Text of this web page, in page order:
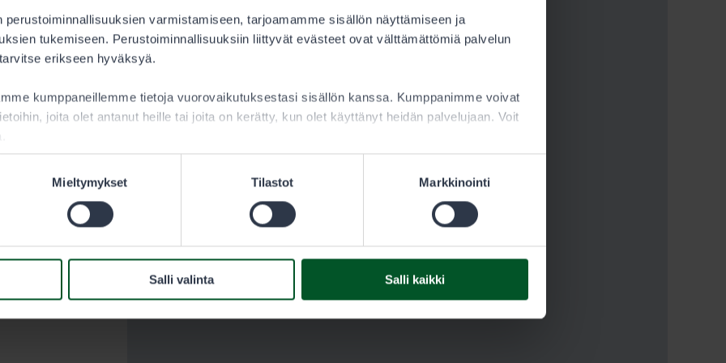
perustoiminnallisuuksien varmistamiseen, tarjoamamme sisällön näyttämiseen ja
tukemiseen. Perustoiminnallisuuksiin liittyvät evästeet ovat välttämättömiä palvelun
erikseen hyväksyä.
kumppaneillemme tietoja vuorovaikutuksestasi sisällön kanssa. Kumppanimme voivat
joita olet antanut heille tai joita on kerätty, kun olet käyttänyt heidän palvelujaan. Voit
Mieltymykset Tilastot Markkinointi
Salli valinta Salli kaikki
viidelle
ja
vuotta ja